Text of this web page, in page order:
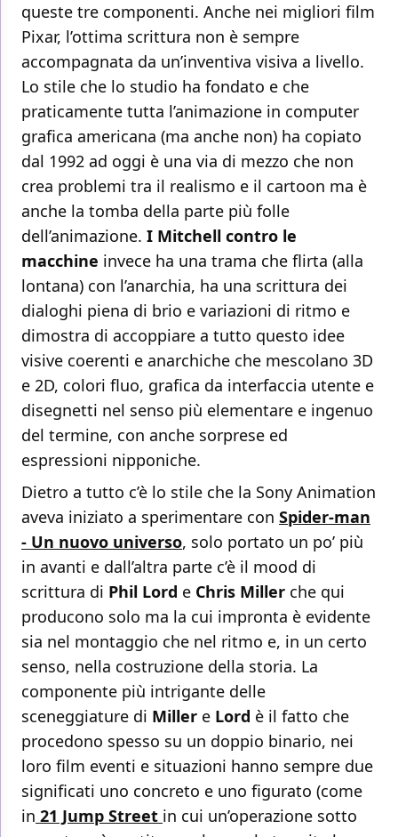
queste tre componenti. Anche nei migliori film
Pixar, l’ottima scrittura non è sempre
accompagnata da un’inventiva visiva a livello.
Lo stile che lo studio ha fondato e che
praticamente tutta l’animazione in computer
grafica americana (ma anche non) ha copiato
dal 1992 ad oggi è una via di mezzo che non
crea problemi tra il realismo e il cartoon ma è
anche la tomba della parte più folle
dell’animazione. I Mitchell contro le
macchine invece ha una trama che flirta (alla
lontana) con l’anarchia, ha una scrittura dei
dialoghi piena di brio e variazioni di ritmo e
dimostra di accoppiare a tutto questo idee
visive coerenti e anarchiche che mescolano 3D
e 2D, colori fluo, grafica da interfaccia utente e
disegnetti nel senso più elementare e ingenuo
del termine, con anche sorprese ed
espressioni nipponiche.
Dietro a tutto c’è lo stile che la Sony Animation
aveva iniziato a sperimentare con Spider-man
- Un nuovo universo, solo portato un po’ più
in avanti e dall’altra parte c’è il mood di
scrittura di Phil Lord e Chris Miller che qui
producono solo ma la cui impronta è evidente
sia nel montaggio che nel ritmo e, in un certo
senso, nella costruzione della storia. La
componente più intrigante delle
sceneggiature di Miller e Lord è il fatto che
procedono spesso su un doppio binario, nei
loro film eventi e situazioni hanno sempre due
significati uno concreto e uno figurato (come
in 21 Jump Street in cui un’operazione sotto